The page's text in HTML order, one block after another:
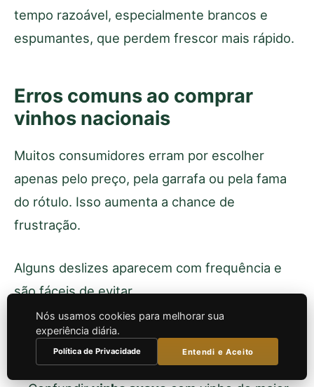
tempo razoável, especialmente brancos e
espumantes, que perdem frescor mais rápido.
Erros comuns ao comprar
vinhos nacionais
Muitos consumidores erram por escolher
apenas pelo preço, pela garrafa ou pela fama
do rótulo. Isso aumenta a chance de
frustração.
Alguns deslizes aparecem com frequência e
são fáceis de evitar.
Ignorar o estilo e comprar apenas pela
marca.
Nós usamos cookies para melhorar sua
experiência diária.
Política de Privacidade Entendi e Aceito